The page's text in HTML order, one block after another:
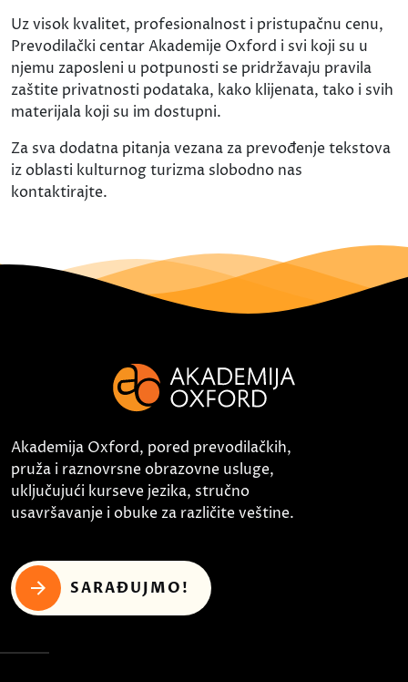
Uz visok kvalitet, profesionalnost i pristupačnu cenu,
Prevodilački centar Akademije Oxford i svi koji su u
njemu zaposleni u potpunosti se pridržavaju pravila
zaštite privatnosti podataka, kako klijenata, tako i svih
materijala koji su im dostupni.
Za sva dodatna pitanja vezana za prevođenje tekstova
iz oblasti kulturnog turizma slobodno nas
kontaktirajte.
Akademija Oxford, pored prevodilačkih,
pruža i raznovrsne obrazovne usluge,
uključujući kurseve jezika, stručno
usavršavanje i obuke za različite veštine.
SARAĐUJMO!